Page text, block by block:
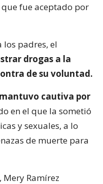
que fue aceptado por
padres, el
drogas a la
de su voluntad.
cautiva por
en el que la sometió
y sexuales, a lo
de muerte para
Mery Ramírez